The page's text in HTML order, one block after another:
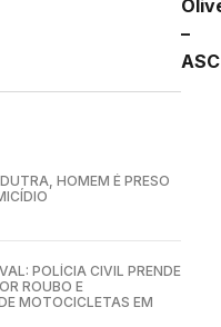
–
HOMEM É PRESO
POLÍCIA CIVIL PRENDE
ROUBO E
MOTOCICLETAS EM